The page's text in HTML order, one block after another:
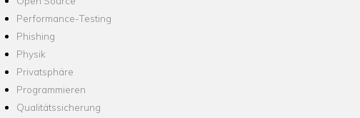
Performance-Testing
Phishing
Physik
Privatsphäre
Programmieren
Qualitätssicherung